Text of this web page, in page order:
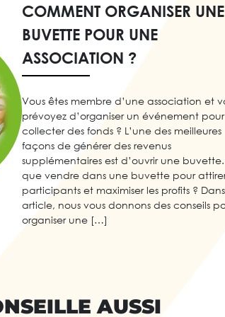
COMMENT ORGANISER UNE
BUVETTE POUR UNE
ASSOCIATION ?
Vous êtes membre d’une association et
prévoyez d’organiser un événement pour
collecter des fonds ? L’une des meilleures
façons de générer des revenus
supplémentaires est d’ouvrir une
que vendre dans une buvette pour
participants et maximiser les profits ?
article, nous vous donnons des conseils
organiser une […]
AUSSI